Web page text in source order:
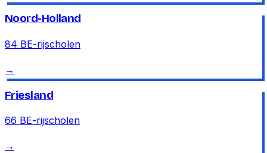
Noord-Holland
84 BE-rijscholen
→
Friesland
66 BE-rijscholen
→